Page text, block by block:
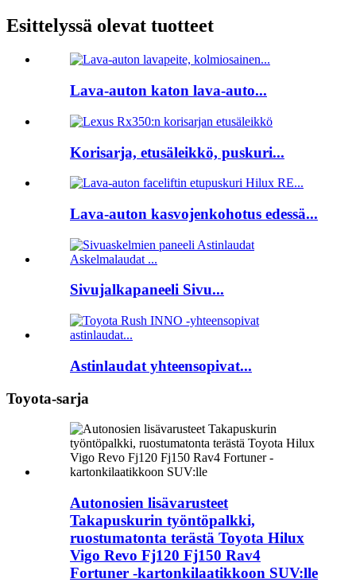
Esittelyssä olevat tuotteet
Lava-auton katon lava-auto...
Korisarja, etusäleikkö, puskuri...
Lava-auton kasvojenkohotus edessä...
Sivujalkapaneeli Sivu...
Astinlaudat yhteensopivat...
Toyota-sarja
Autonosien lisävarusteet
Takapuskurin työntöpalkki,
ruostumatonta terästä Toyota Hilux
Vigo Revo Fj120 Fj150 Rav4
Fortuner -kartonkilaatikkoon SUV:lle